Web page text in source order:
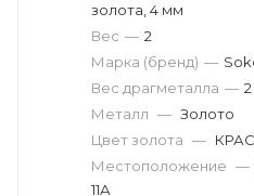
золота, 4 мм
Вес драгметалла — 2
Марка (бренд) —
Вес — 2
Металл — Золото
Цвет золота — КРАС
Местоположение —
11А